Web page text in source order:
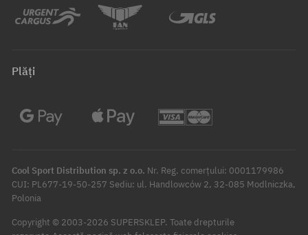
Plăți
Cool Sport Distribution sp. z o.o. Nr. Reg. comerțului: 0001179986
CUI: PL677-19-50-257 Sediu: ul. Handlowców 2, 32-085 Modlniczka,
Polonia
Copyright © 2003-2026 SUPERSKLEP. Toate drepturile